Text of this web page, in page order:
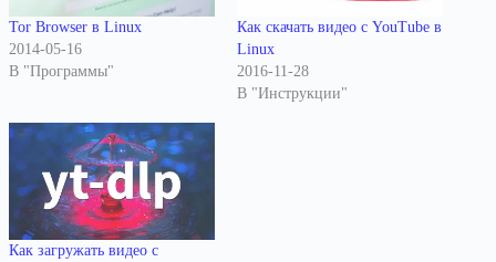
Tor Browser в Linux
2014-05-16
В "Программы"
Как скачать видео с YouTube в
Linux
2016-11-28
В "Инструкции"
Как загружать видео с